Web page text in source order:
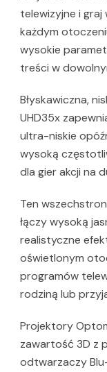
telewizyjne i graj
każdym
wysokie
treści w
Błyskawiczna,
UHD35x
ultra-niskie
wysoką
dla gier akcji na
Ten
łączy wysoką
realistyczne
oświetlonym
programów
rodziną lub
Projektory
zawartość 3D z
odtwarzaczy